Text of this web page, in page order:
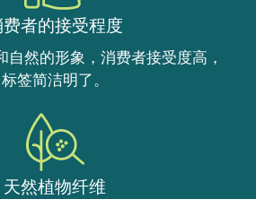
者的接受程度
自然的形象，消费者接受度高，
标签简洁明了。
天然植物纤维